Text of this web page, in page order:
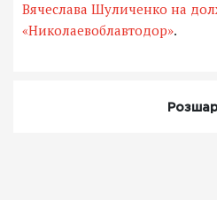
Вячеслава Шуличенко на
«Николаевоблавтодор».